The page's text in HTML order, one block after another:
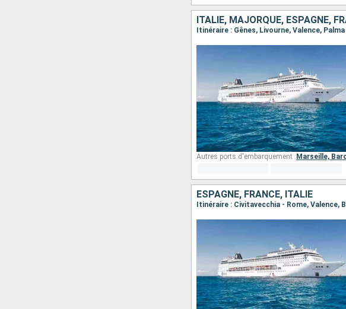
ITALIE, MAJORQUE, ESPAGNE,
Itinéraire : Gênes, Livourne, Valence,
Autres ports d'embarquement : Marseille,
ESPAGNE, FRANCE, ITALIE
Itinéraire : Civitavecchia - Rome, Valence,